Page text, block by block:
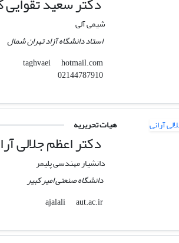
شیمی آلی
استاد دانشگاه آزاد تهران شمال
taghvaei
hotmail.com
02144787910
هیات تحریریه
دکتر اعظم جلالی
دانشیار مهندسی پلیمر
دانشگاه صنعتی امیر کبیر
ajalali
aut.ac.ir